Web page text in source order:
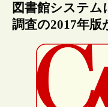
図書館システム
調査の2017年版